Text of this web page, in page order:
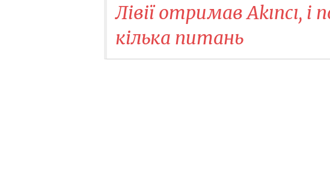
Лівії отримав Akıncı,
кілька питань